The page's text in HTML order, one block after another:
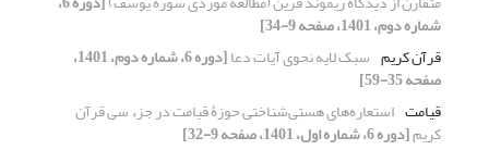
شماره دوم، 1401، صفحه 9-34]
قرآن کریم سبک لایه نحوی آیات دعا [دوره 6، شماره دوم، 1401،
صفحه 35-59]
قیامت استعاره‌های هستی‌شناختی حوزۀ قیامت در جزء سی قرآن
کریم[دوره 6، شماره اول، 1401، صفحه 9-32]